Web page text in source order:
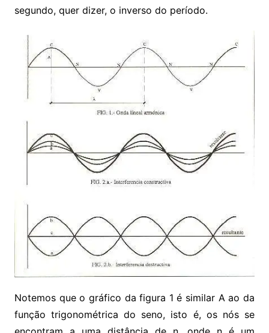
segundo, quer dizer, o inverso do período.
Notemos que o gráfico da figura 1 é similar A ao da
função trigonométrica do seno, isto é, os nós se